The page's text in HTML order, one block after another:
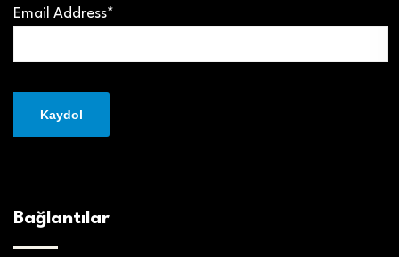
Email Address*
Bağlantılar